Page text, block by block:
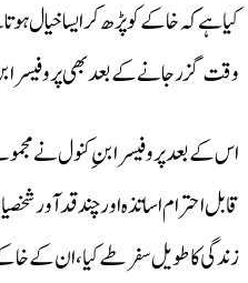
کیا ہے کہ خاکے کو پڑھ کر ایسا خیال ہوتا
وقت گزر جانے کے بعد بھی پروفیسر
اس کے بعد پروفیسر ابنِ کنول نے
قابل احترام اساتذہ اور چند قدآور
زندگی کا طویل سفر طے کیا،ان کے